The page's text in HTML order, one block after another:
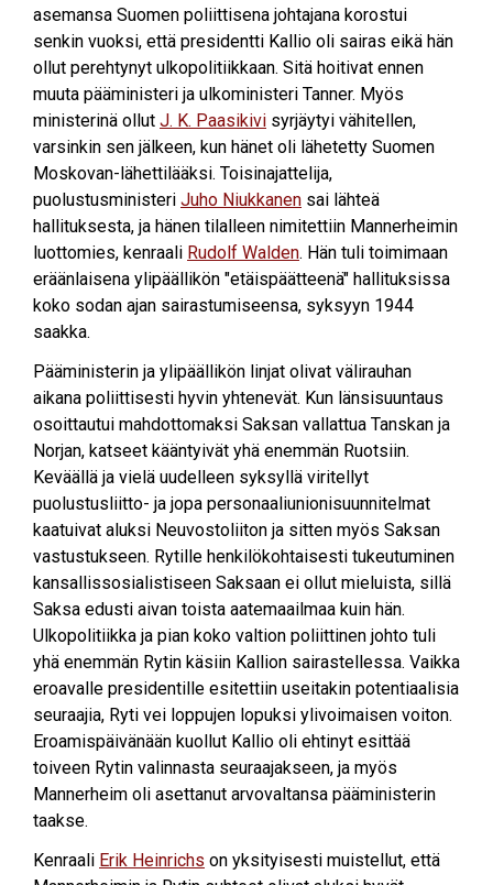
asemansa Suomen poliittisena johtajana korostui
senkin vuoksi, että presidentti Kallio oli sairas eikä hän
ollut perehtynyt ulkopolitiikkaan. Sitä hoitivat ennen
muuta pääministeri ja ulkoministeri Tanner. Myös
ministerinä ollut J. K. Paasikivi syrjäytyi vähitellen,
varsinkin sen jälkeen, kun hänet oli lähetetty Suomen
Moskovan-lähettilääksi. Toisinajattelija,
puolustusministeri Juho Niukkanen sai lähteä
hallituksesta, ja hänen tilalleen nimitettiin Mannerheimin
luottomies, kenraali Rudolf Walden. Hän tuli toimimaan
eräänlaisena ylipäällikön "etäispäätteenä" hallituksissa
koko sodan ajan sairastumiseensa, syksyyn 1944
saakka.
Pääministerin ja ylipäällikön linjat olivat välirauhan
aikana poliittisesti hyvin yhtenevät. Kun länsisuuntaus
osoittautui mahdottomaksi Saksan vallattua Tanskan ja
Norjan, katseet kääntyivät yhä enemmän Ruotsiin.
Keväällä ja vielä uudelleen syksyllä viritellyt
puolustusliitto- ja jopa personaaliunionisuunnitelmat
kaatuivat aluksi Neuvostoliiton ja sitten myös Saksan
vastustukseen. Rytille henkilökohtaisesti tukeutuminen
kansallissosialistiseen Saksaan ei ollut mieluista, sillä
Saksa edusti aivan toista aatemaailmaa kuin hän.
Ulkopolitiikka ja pian koko valtion poliittinen johto tuli
yhä enemmän Rytin käsiin Kallion sairastellessa. Vaikka
eroavalle presidentille esitettiin useitakin potentiaalisia
seuraajia, Ryti vei loppujen lopuksi ylivoimaisen voiton.
Eroamispäivänään kuollut Kallio oli ehtinyt esittää
toiveen Rytin valinnasta seuraajakseen, ja myös
Mannerheim oli asettanut arvovaltansa pääministerin
taakse.
Kenraali Erik Heinrichs on yksityisesti muistellut, että